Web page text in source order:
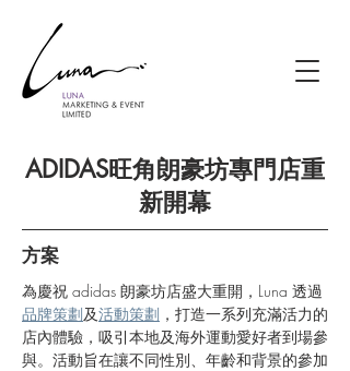
ADIDAS旺角朗豪坊專門店重
新開幕
方案
為慶祝 adidas 朗豪坊店盛大重開，Luna 透過
品牌策劃及活動策劃 ，打造一系列充滿活力的
店內體驗，吸引本地及海外運動愛好者到場參
與。活動旨在讓不同性別、年齡和背景的參加